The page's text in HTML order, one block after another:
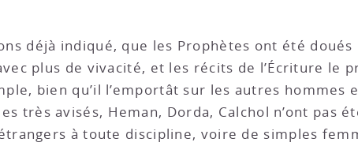
déjà indiqué, que les Prophètes ont été doués
plus de vivacité, et les récits de l’Écriture le
bien qu’il l’emportât sur les autres hommes
très avisés, Heman, Dorda, Calchol n’ont pas
à toute discipline, voire de simples